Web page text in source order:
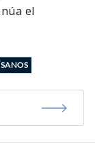
el